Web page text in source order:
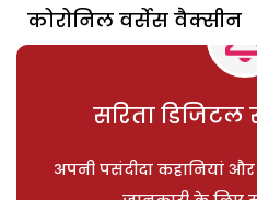
कोरोनिल वर्सेस वैक्सीन
सरिता
अपनी पसंदीदा कहानियां